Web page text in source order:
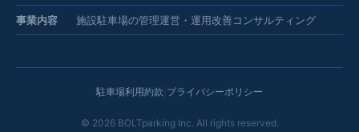
事業内容 施設駐車場の管理運営・運用改善コンサルティング
駐車場利用約款 プライバシーポリシー
© 2026BOLTparking Inc. All rights reserved.